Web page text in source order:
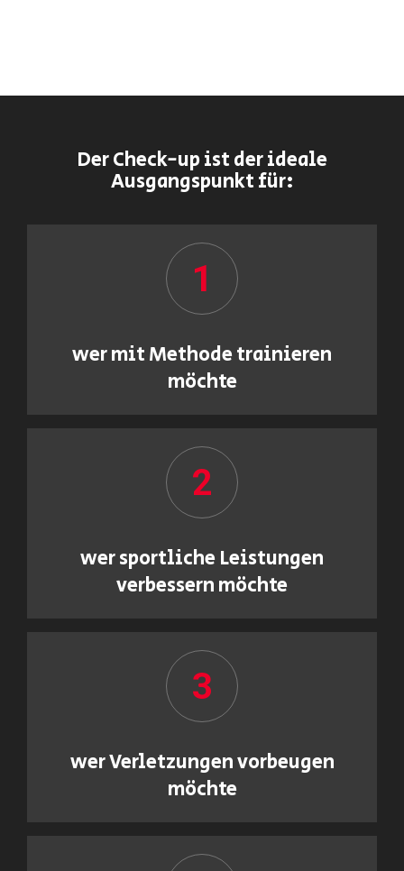
Der Check-up ist der ideale
Ausgangspunkt für:
1
wer mit Methode trainieren
möchte
2
wer sportliche Leistungen
verbessern möchte
3
wer Verletzungen vorbeugen
möchte